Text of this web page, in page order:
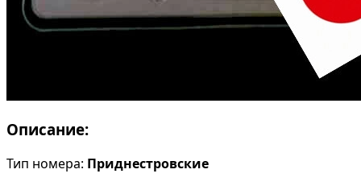
Описание:
Тип номера: Приднестровские